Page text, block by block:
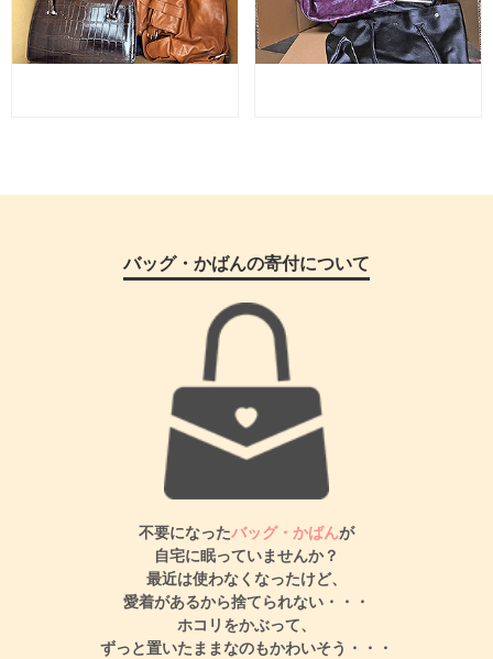
バッグ・かばんの寄付について
不要になったバッグ・かばんが
自宅に眠っていませんか？
最近は使わなくなったけど、
愛着があるから捨てられない・・・
ホコリをかぶって、
ずっと置いたままなのもかわいそう・・・